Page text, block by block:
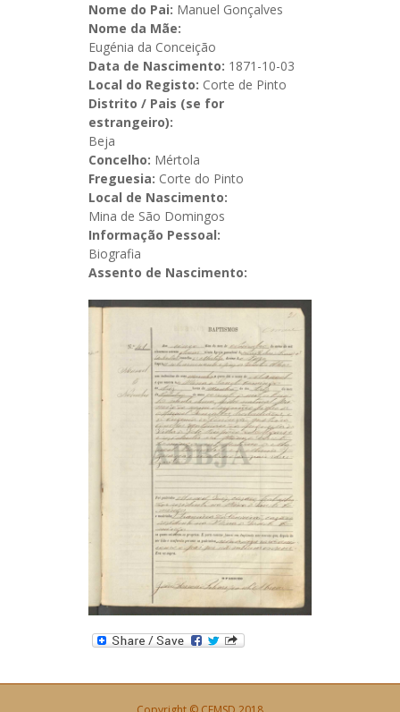
Nome do Pai: Manuel Gonçalves
Nome da Mãe:
Eugénia da Conceição
Data de Nascimento: 1871-10-03
Local do Registo: Corte de Pinto
Distrito / Pais (se for
estrangeiro):
Beja
Concelho: Mértola
Freguesia: Corte do Pinto
Local de Nascimento:
Mina de São Domingos
Informação Pessoal:
Biografia
Assento de Nascimento: